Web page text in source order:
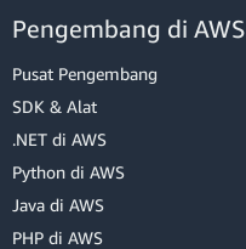
Pengembang di AWS
Pusat Pengembang
SDK & Alat
.NET di AWS
Python di AWS
Java di AWS
PHP di AWS